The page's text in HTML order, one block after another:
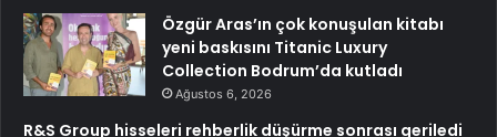
Özgür Aras’ın çok konuşulan kitabı
yeni baskısını Titanic Luxury
Collection Bodrum’da kutladı
Ağustos 6, 2026
R&S Group hisseleri rehberlik düşürme sonrası geriledi